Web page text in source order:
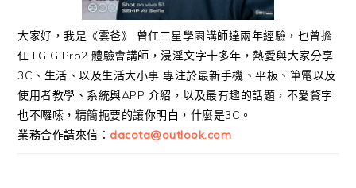
大家好，我是《雲爸》 曾任三星學園講師達兩年經驗，也曾擔
任 LG G Pro2 體驗會講師，浸淫文字十多年，熱愛與大家分享
3C、生活、以及生活大小事 專注於最新手機、平板、筆電以及
使用者教學、系統與APP 介紹，以及最有趣的話題，不愛贅字
也不囉嗦，精簡扼要的讓你明白，什麼是3C。
業務合作請來信： dacota@outlook.com